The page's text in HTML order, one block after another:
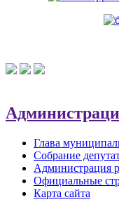
Глава
Собрание
Администрация
Официальные
Карта сайта